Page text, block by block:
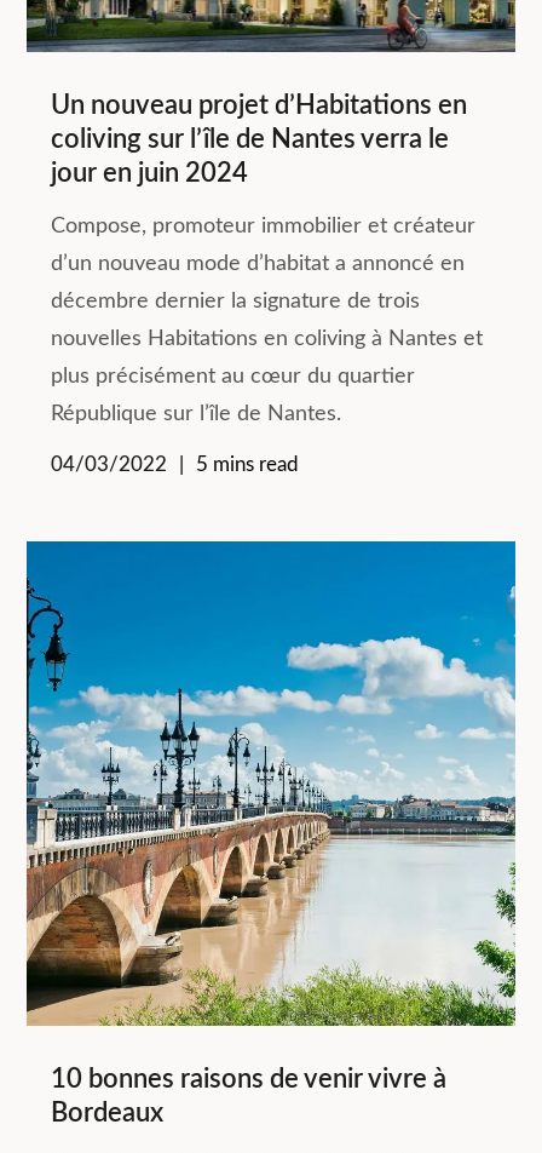
Un nouveau projet d’Habitations en
coliving sur l’île de Nantes verra le
jour en juin 2024
Compose, promoteur immobilier et créateur
d’un nouveau mode d’habitat a annoncé en
décembre dernier la signature de trois
nouvelles Habitations en coliving à Nantes et
plus précisément au cœur du quartier
République sur l’île de Nantes.
04/03/2022 5 mins read
10 bonnes raisons de venir vivre à
Bordeaux